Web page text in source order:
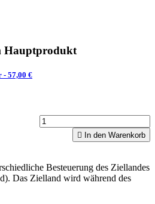
Hauptprodukt
- 57,00 €
 In den Warenkorb
Besteuerung des Ziellandes
Das Zielland wird während des